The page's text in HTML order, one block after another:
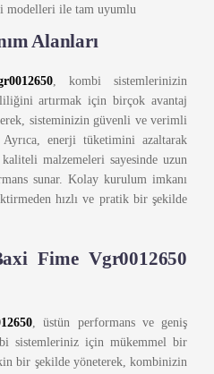
modelleri ile tam uyumlu
Alanları
, kombi sistemlerinizin
artırmak için birçok avantaj
sisteminizin güvenli ve verimli
Ayrıca, enerji tüketimini azaltarak
malzemeleri sayesinde uzun
sunar. Kolay kurulum imkanı
hızlı ve pratik bir şekilde
Fime Vgr0012650
, üstün performans ve geniş
sistemleriniz için mükemmel bir
bir şekilde yöneterek, kombinizin